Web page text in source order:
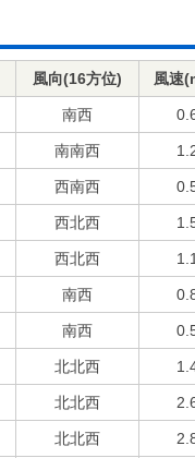
風向(16方位) 風速
南西
南南西
西南西
西北西
西北西 1.1
南西
南西
北北西
北北西
北北西